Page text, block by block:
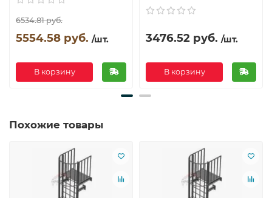
6534.81 руб.
5554.58 руб. /шт.
В корзину
3476.52 руб. /шт.
В корзину
Похожие товары